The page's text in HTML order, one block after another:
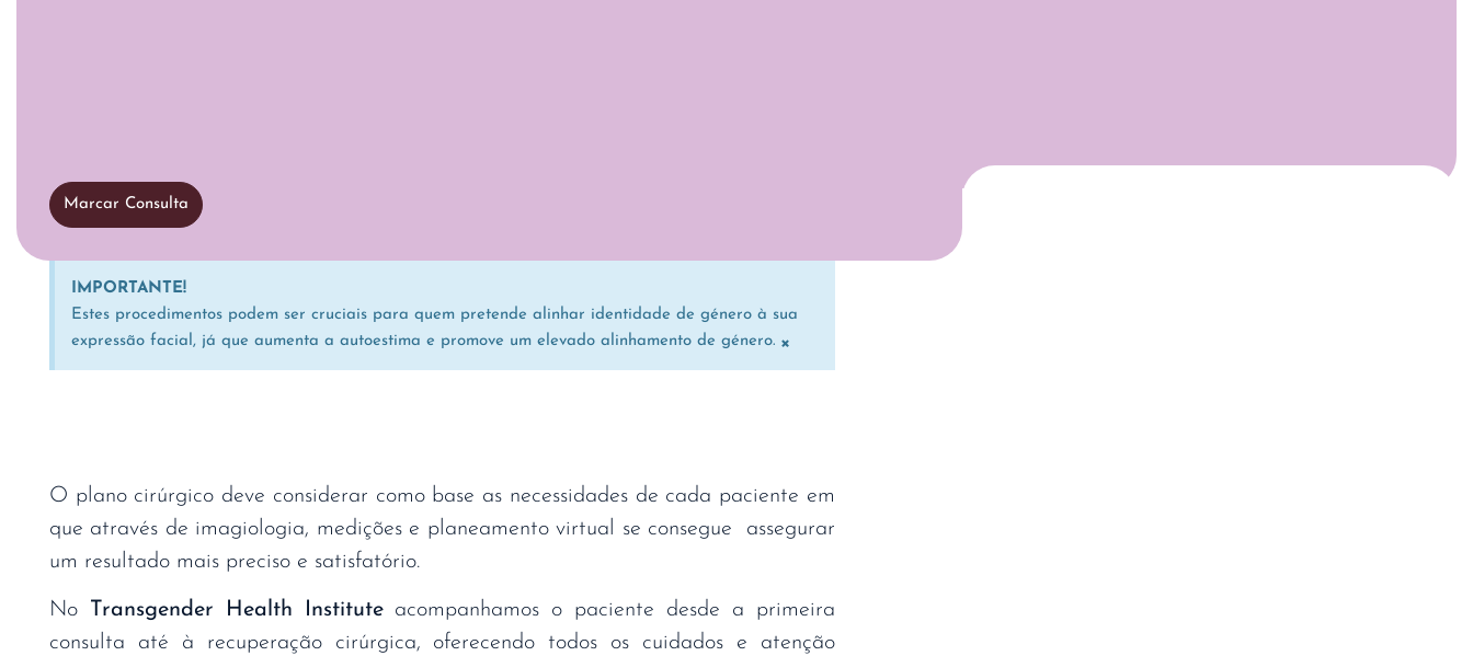
Marcar Consulta
IMPORTANTE!
Estes procedimentos podem ser cruciais para quem pretende alinhar identidade de género à sua
expressão facial, já que aumenta a autoestima e promove um elevado alinhamento de género. ×
O plano cirúrgico deve considerar como base as necessidades de cada paciente em
que através de imagiologia, medições e planeamento virtual se consegue assegurar
um resultado mais preciso e satisfatório.
No Transgender Health Instituteacompanhamos o paciente desde a primeira
consulta até à recuperação cirúrgica, oferecendo todos os cuidados e atenção